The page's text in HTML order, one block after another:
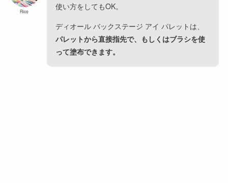
Rico
使い方をしてもOK。
ディオール バックステージ アイ パレットは、
パレットから直接指先で、もしくはブラシを使
って塗布できます。